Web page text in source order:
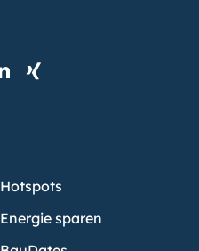
Hotspots
Energie sparen